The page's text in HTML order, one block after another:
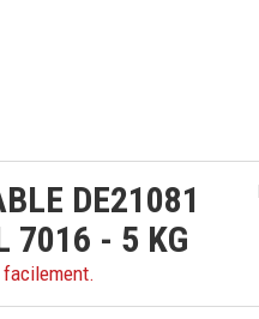
DE21081
7016 - 5 KG
facilement.